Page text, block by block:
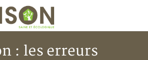
: les erreurs